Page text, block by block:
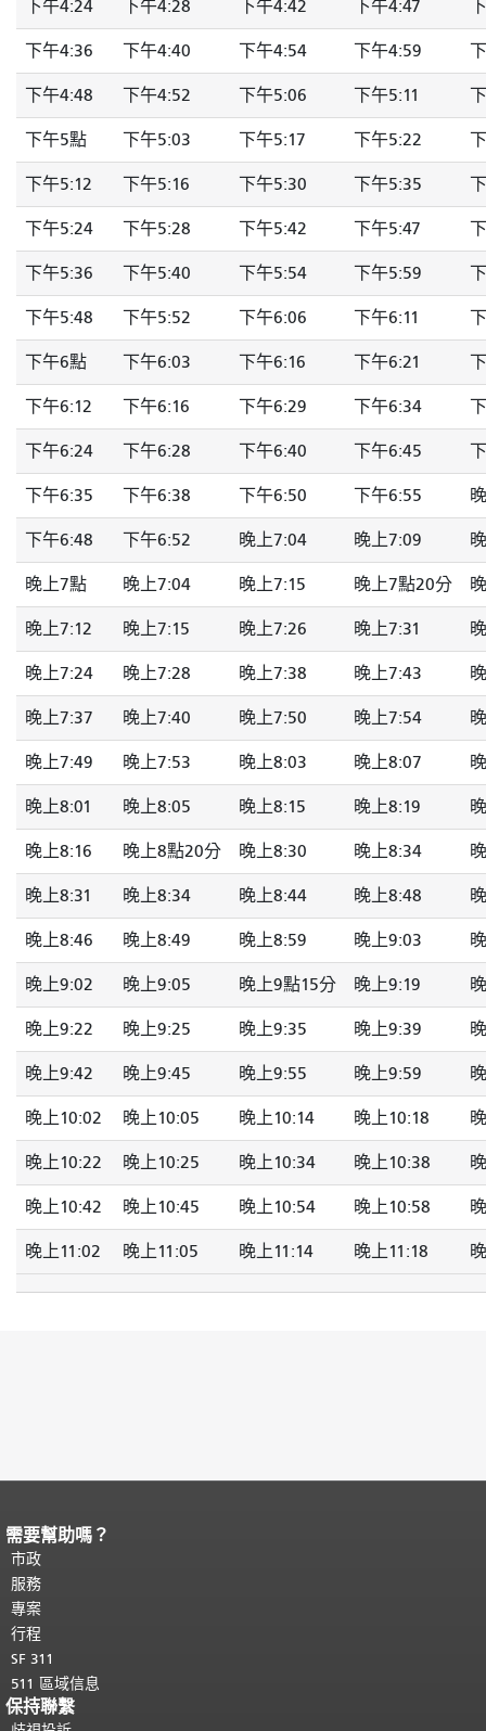
下午4:24 下午4:28 下午4:42 下午4:47
下午4:36 下午4:40 下午4:54 下午4:59
下午4:48 下午4:52 下午5:06 下午5:11
下午5點 下午5:03 下午5:17 下午5:22
下午5:12 下午5:16 下午5:30 下午5:35
下午5:24 下午5:28 下午5:42 下午5:47
下午5:36 下午5:40 下午5:54 下午5:59
下午5:48 下午5:52 下午6:06 下午6:11
下午6點 下午6:03 下午6:16 下午6:21
下午6:12 下午6:16 下午6:29 下午6:34
下午6:24 下午6:28 下午6:40 下午6:45
下午6:35 下午6:38 下午6:50 下午6:55
下午6:48 下午6:52 晚上7:04 晚上7:09
晚上7點 晚上7:04 晚上7:15 晚上7點20分
晚上7:12 晚上7:15 晚上7:26 晚上7:31
晚上7:24 晚上7:28 晚上7:38 晚上7:43
晚上7:37 晚上7:40 晚上7:50 晚上7:54
晚上7:49 晚上7:53 晚上8:03 晚上8:07
晚上8:01 晚上8:05 晚上8:15 晚上8:19
晚上8:16 晚上8點20分 晚上8:30 晚上8:34
晚上8:31 晚上8:34 晚上8:44 晚上8:48
晚上8:46 晚上8:49 晚上8:59 晚上9:03
晚上9:02 晚上9:05 晚上9點15分 晚上9:19
晚上9:22 晚上9:25 晚上9:35 晚上9:39
晚上9:42 晚上9:45 晚上9:55 晚上9:59
晚上10:02 晚上10:05 晚上10:14 晚上10:18
晚上10:22 晚上10:25 晚上10:34 晚上10:38
晚上10:42 晚上10:45 晚上10:54 晚上10:58
晚上11:02 晚上11:05 晚上11:14 晚上11:18
頁面內容結束。
都會重複顯示。
需要幫助嗎？
市政
服務
專案
行程
SF 311
511 區域信息
保持聯繫